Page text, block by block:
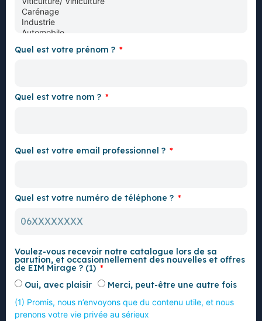
Quel est votre prénom ?
Quel est votre nom ?
Quel est votre email professionnel ?
Quel est votre numéro de téléphone ?
Voulez-vous recevoir notre catalogue lors de sa
parution, et occasionnellement des nouvelles et offres
de EIM Mirage ? (1)
Oui, avec plaisir
Merci, peut-être une autre fois
(1) Promis, nous n’envoyons que du contenu utile, et nous
prenons votre vie privée au sérieux